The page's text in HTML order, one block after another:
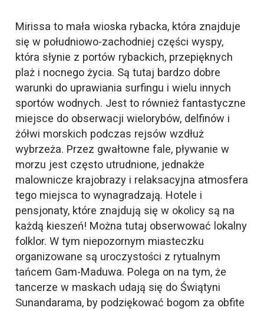
Mirissa to mała wioska rybacka, która znajduje
się w południowo-zachodniej części wyspy,
która słynie z portów rybackich, przepięknych
plaż i nocnego życia. Są tutaj bardzo dobre
warunki do uprawiania surfingu i wielu innych
sportów wodnych. Jest to również fantastyczne
miejsce do obserwacji wielorybów, delfinów i
żółwi morskich podczas rejsów wzdłuż
wybrzeża. Przez gwałtowne fale, pływanie w
morzu jest często utrudnione, jednakże
malownicze krajobrazy i relaksacyjna atmosfera
tego miejsca to wynagradzają. Hotele i
pensjonaty, które znajdują się w okolicy są na
każdą kieszeń! Można tutaj obserwować lokalny
folklor. W tym niepozornym miasteczku
organizowane są uroczystości z rytualnym
tańcem Gam-Maduwa. Polega on na tym, że
tancerze w maskach udają się do Świątyni
Sunandarama, by podziękować bogom za obfite